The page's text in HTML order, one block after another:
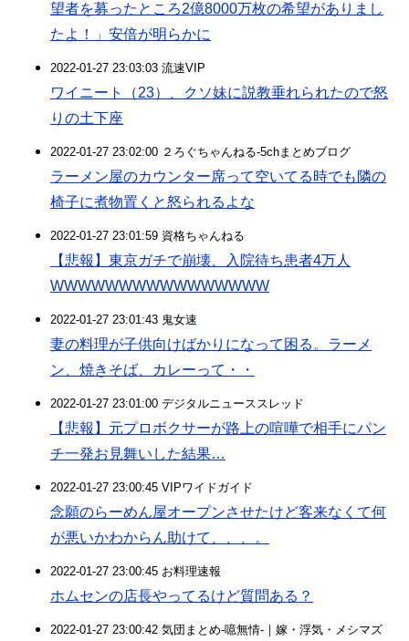
望者を募ったところ2億8000万枚の希望がありまし
たよ！」安倍が明らかに
2022-01-27 23:03:03 流速VIP
ワイニート（23）、クソ妹に説教垂れられたので怒
りの土下座
2022-01-27 23:02:00 ２ろぐちゃんねる-5chまとめブログ
ラーメン屋のカウンター席って空いてる時でも隣の
椅子に煮物置くと怒られるよな
2022-01-27 23:01:59 資格ちゃんねる
【悲報】東京ガチで崩壊、入院待ち患者4万人
WWWWWWWWWWWWWWWW
2022-01-27 23:01:43 鬼女速
妻の料理が子供向けばかりになって困る。ラーメ
ン、焼きそば、カレーって・・
2022-01-27 23:01:00 デジタルニューススレッド
【悲報】元プロボクサーが路上の喧嘩で相手にパン
チ一発お見舞いした結果…
2022-01-27 23:00:45 VIPワイドガイド
念願のらーめん屋オープンさせたけど客来なくて何
が悪いかわからん助けて、、、。
2022-01-27 23:00:45 お料理速報
ホムセンの店長やってるけど質問ある？
2022-01-27 23:00:42 気団まとめ-噫無情-｜嫁・浮気・メシマズ